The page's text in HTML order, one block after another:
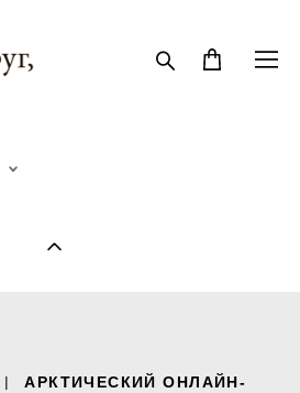
|
АРКТИЧЕСКИЙ ОНЛАЙН-